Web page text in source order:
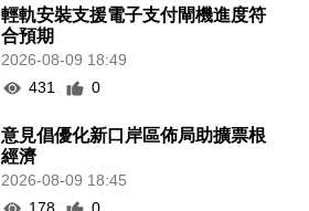
輕軌安裝支援電子支付閘機進度符
合預期
2026-08-09 18:49
431
0
意見倡優化新口岸區佈局助擴票根
經濟
2026-08-09 18:45